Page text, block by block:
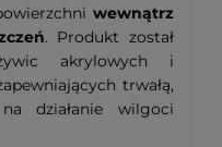
wewnątrz
. Produkt został
akrylowych i
trwałą,
działanie wilgoci